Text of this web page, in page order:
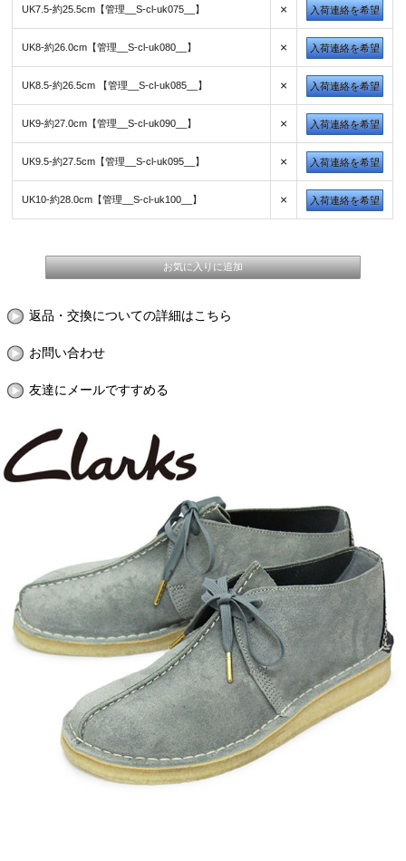
UK7.5-約25.5cm【管理__S-cl-uk075__】 × 入荷連絡を希望
UK8-約26.0cm【管理__S-cl-uk080__】 × 入荷連絡を希望
UK8.5-約26.5cm 【管理__S-cl-uk085__】 × 入荷連絡を希望
UK9-約27.0cm【管理__S-cl-uk090__】 × 入荷連絡を希望
UK9.5-約27.5cm【管理__S-cl-uk095__】 × 入荷連絡を希望
UK10-約28.0cm【管理__S-cl-uk100__】 × 入荷連絡を希望
返品・交換についての詳細はこちら
お問い合わせ
友達にメールですすめる